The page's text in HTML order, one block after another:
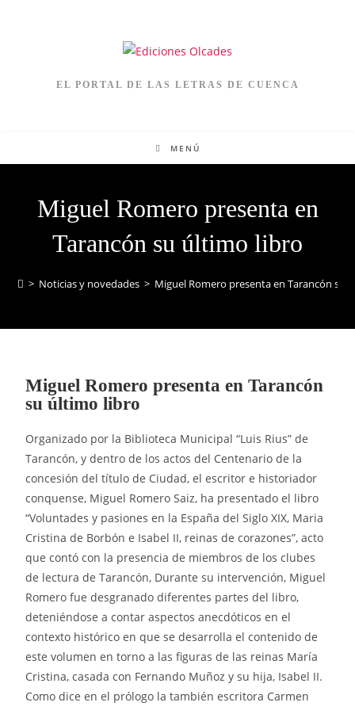
EL PORTAL DE LAS LETRAS DE CUENCA
MENÚ
Miguel Romero presenta en
Tarancón su último libro
> Noticias y novedades > Miguel Romero presenta en Tarancón su
Miguel Romero presenta en Tarancón
su último libro
Organizado por la Biblioteca Municipal “Luis Rius” de
Tarancón, y dentro de los actos del Centenario de la
concesión del título de Ciudad, el escritor e historiador
conquense, Miguel Romero Saiz, ha presentado el libro
“Voluntades y pasiones en la España del Siglo XIX, Maria
Cristina de Borbón e Isabel II, reinas de corazones”, acto
que contó con la presencia de miembros de los clubes
de lectura de Tarancón, Durante su intervención, Miguel
Romero fue desgranado diferentes partes del libro,
deteniéndose a contar aspectos anecdóticos en el
contexto histórico en que se desarrolla el contenido de
este volumen en torno a las figuras de las reinas María
Cristina, casada con Fernando Muñoz y su hija, Isabel II.
Como dice en el prólogo la también escritora Carmen